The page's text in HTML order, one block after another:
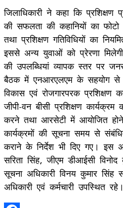
जिलाधिकारी ने कहा कि
की सफलता की कहानियों का फोटो
तथा प्रशिक्षण गतिविधियों का
इससे अन्य युवाओं को प्रेरणा
की उपलब्धियां व्यापक स्तर पर
बैठक में एनआरएलएम के सहयोग
विकास एवं रोजगारपरक
जीपी-वन बीसी प्रशिक्षण
करने तथा आरसेटी में आयोजित होने
कार्यक्रमों की सूचना समय से
कराने के निर्देश भी दिए गए। इस
सरिता सिंह, जीएम डीआईसी
सूचना अधिकारी विनय कुमार सिंह
अधिकारी एवं कर्मचारी उपस्थित रहे।